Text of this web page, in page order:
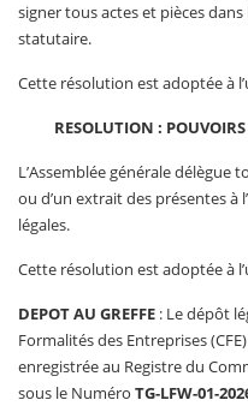
signer tous actes et pièces
statutaire.
Cette résolution est adoptée à
RESOLUTION : POUVOIRS
L’Assemblée générale
ou d’un extrait des présentes à
légales.
Cette résolution est adoptée à
DEPOT AU GREFFE : Le dépôt
Formalités des Entreprises
enregistrée au Registre du
sous le Numéro TG-LFW-01-